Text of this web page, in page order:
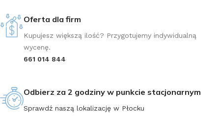
Oferta dla firm
Kupujesz większą ilość? Przygotujemy indywidualną
wycenę.
661 014 844
Odbierz za 2 godziny w punkcie stacjonarnym
Sprawdź naszą lokalizację w Płocku